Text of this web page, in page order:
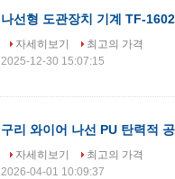
나선형 도관장치 기계 TF-
자세히보기
최고의 가격
2025-12-30 15:07:15
구리 와이어 나선 PU 탄력적
자세히보기
최고의 가격
2026-04-01 10:09:37